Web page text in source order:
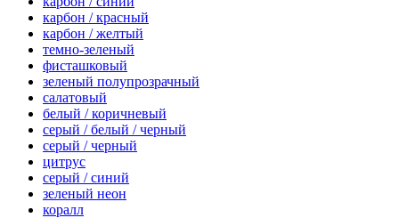
карбон / красный
карбон / желтый
темно-зеленый
фисташковый
зеленый полупрозрачный
салатовый
белый / коричневый
серый / белый / черный
серый / черный
цитрус
серый / синий
зеленый неон
коралл